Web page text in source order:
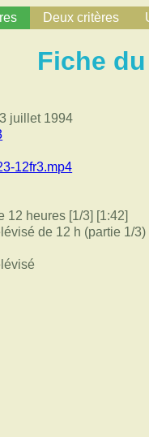
Deux critères
Fiche
juillet 1994
12fr3.mp4
12 heures [1/3] [1:42]
de 12 h (partie 1/3)